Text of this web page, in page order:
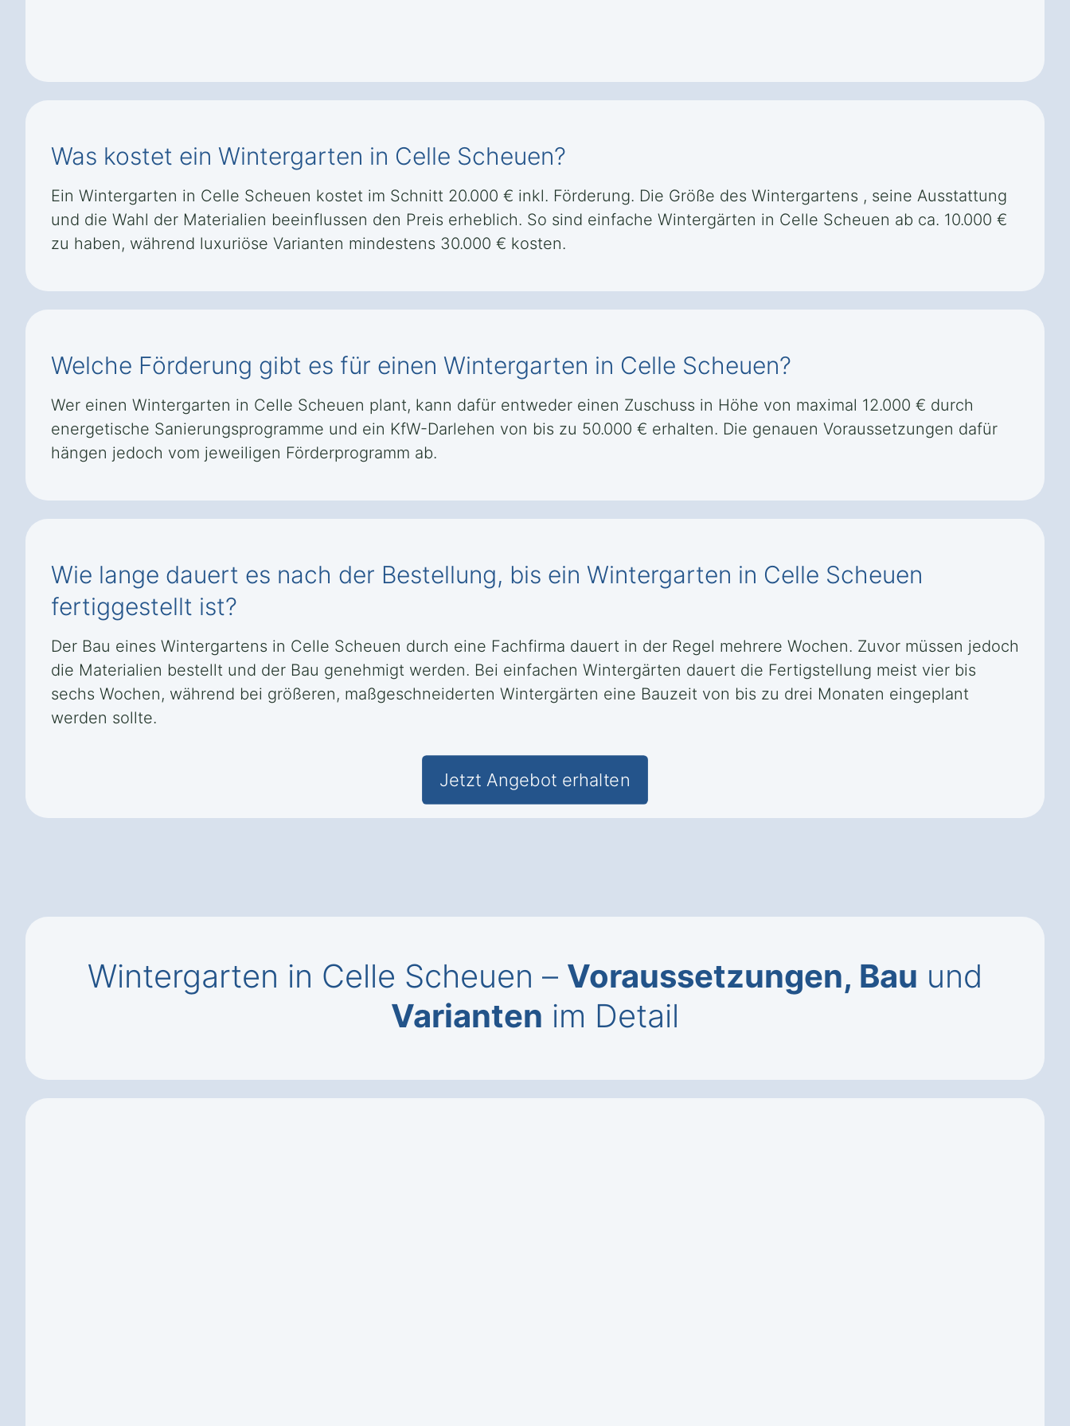
Was kostet ein Wintergarten in Celle Scheuen?
Ein Wintergarten in Celle Scheuen kostet im Schnitt 20.000 € inkl. Förderung. Die Größe des Wintergartens , seine Ausstattung
und die Wahl der Materialien beeinflussen den Preis erheblich. So sind einfache Wintergärten in Celle Scheuen ab ca. 10.000 €
zu haben, während luxuriöse Varianten mindestens 30.000 € kosten.
Welche Förderung gibt es für einen Wintergarten in Celle Scheuen?
Wer einen Wintergarten in Celle Scheuen plant, kann dafür entweder einen Zuschuss in Höhe von maximal 12.000 € durch
energetische Sanierungsprogramme und ein KfW-Darlehen von bis zu 50.000 € erhalten. Die genauen Voraussetzungen dafür
hängen jedoch vom jeweiligen Förderprogramm ab.
Wie lange dauert es nach der Bestellung, bis ein Wintergarten in Celle Scheuen
fertiggestellt ist?
Der Bau eines Wintergartens in Celle Scheuen durch eine Fachfirma dauert in der Regel mehrere Wochen. Zuvor müssen jedoch
die Materialien bestellt und der Bau genehmigt werden. Bei einfachen Wintergärten dauert die Fertigstellung meist vier bis
sechs Wochen, während bei größeren, maßgeschneiderten Wintergärten eine Bauzeit von bis zu drei Monaten eingeplant
werden sollte.
Jetzt Angebot erhalten
Wintergarten in Celle Scheuen – Voraussetzungen, Bau und
Varianten im Detail